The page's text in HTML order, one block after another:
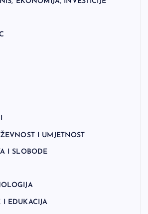
I UMJETNOST
I SLOBODE
I EDUKACIJA